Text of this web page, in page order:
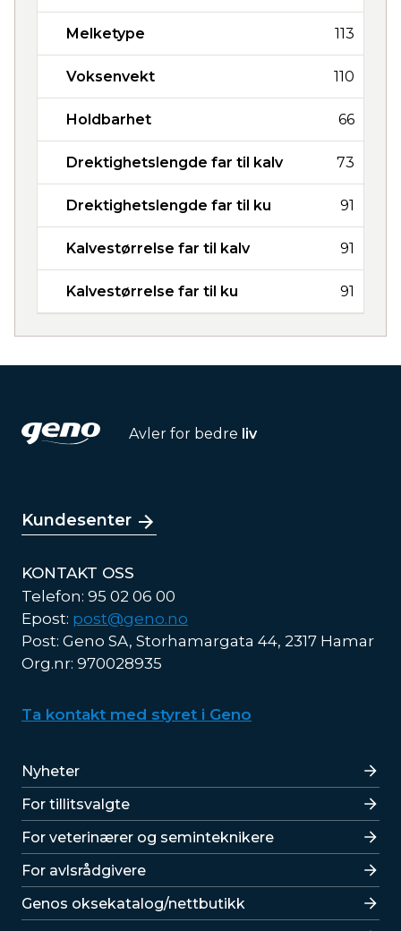
Melketype 113
Voksenvekt 110
Holdbarhet 66
Drektighetslengde far til kalv 73
Drektighetslengde far til ku 91
Kalvestørrelse far til kalv 91
Kalvestørrelse far til ku 91
Avler for bedre liv
Kundesenter
KONTAKT OSS
Telefon: 95 02 06 00
Epost: post@geno.no
Post: Geno SA, Storhamargata 44, 2317 Hamar
Org.nr: 970028935
Ta kontakt med styret i Geno
Lenker
Nyheter
For tillitsvalgte
For veterinærer og seminteknikere
For avlsrådgivere
Lenker
Genos oksekatalog/nettbutikk